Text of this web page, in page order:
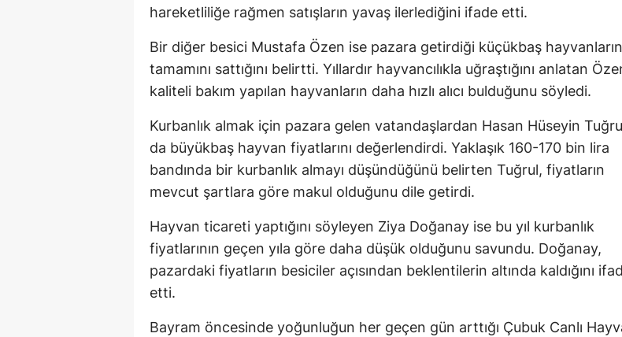
hareketliliğe rağmen satışların yavaş ilerlediğini ifade etti.
Bir diğer besici Mustafa Özen ise pazara getirdiği küçükbaş hayvanların
tamamını sattığını belirtti. Yıllardır hayvancılıkla uğraştığını anlatan
kaliteli bakım yapılan hayvanların daha hızlı alıcı bulduğunu söyledi.
Kurbanlık almak için pazara gelen vatandaşlardan Hasan Hüseyin
da büyükbaş hayvan fiyatlarını değerlendirdi. Yaklaşık 160-170 bin lira
bandında bir kurbanlık almayı düşündüğünü belirten Tuğrul, fiyatların
mevcut şartlara göre makul olduğunu dile getirdi.
Hayvan ticareti yaptığını söyleyen Ziya Doğanay ise bu yıl kurbanlık
fiyatlarının geçen yıla göre daha düşük olduğunu savundu. Doğanay,
pazardaki fiyatların besiciler açısından beklentilerin altında kaldığını
etti.
Bayram öncesinde yoğunluğun her geçen gün arttığı Çubuk Canlı